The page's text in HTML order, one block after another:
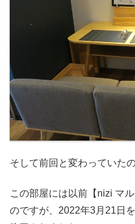
そして前回と変わっていた
この部屋には以前【nizi マ
のですが、2022年3月21日